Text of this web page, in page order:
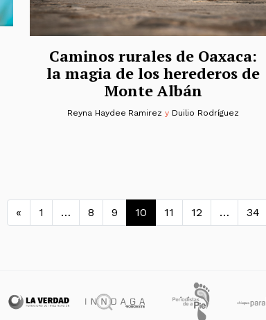
Caminos rurales de Oaxaca:
la magia de los herederos de
Monte Albán
Reyna Haydee Ramirez y Duilio Rodríguez
Navegación de entradas
« 1 … 8 9 10 11 12 … 34